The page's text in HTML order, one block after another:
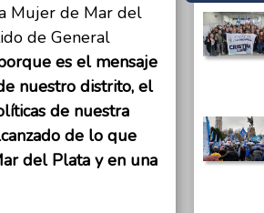
Mujer de Mar del
de General
es el mensaje
nuestro distrito, el
de nuestra
de lo que
del Plata y en una